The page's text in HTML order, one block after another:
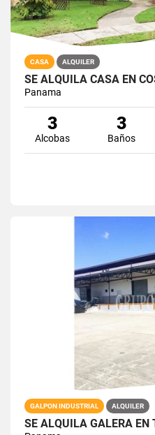
CASA ALQUILER
SE ALQUILA CASA EN
Panama
3
Alcobas
3
Baños
GALPON INDUSTRIAL ALQUILER
SE ALQUILA GALERA EN